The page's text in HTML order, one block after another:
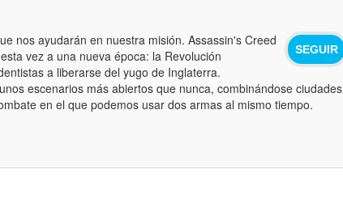
SEGUIR
nos ayudarán en nuestra misión. Assassin's Creed
vez a una nueva época: la Revolución
a liberarse del yugo de Inglaterra.
escenarios más abiertos que nunca, combinándose ciudades
en el que podemos usar dos armas al mismo tiempo.